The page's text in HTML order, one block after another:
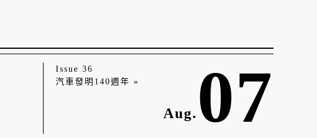
Issue 36
汽車發明140週年 »
Aug. 07